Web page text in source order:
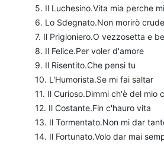
5. Il Luchesino.Vita mia perche
6. Lo Sdegnato.Non morirò
7. Il Prigioniero.O vezzosetta e
8. Il Felice.Per voler d'amore
9. Il Risentito.Che pensi tu
10. L'Humorista.Se mi fai saltar
11. Il Curioso.Dimmi ch'è del mio
12. Il Costante.Fin c'hauro vita
13. Il Tormentato.Non mi dar
14. Il Fortunato.Volo dar mai